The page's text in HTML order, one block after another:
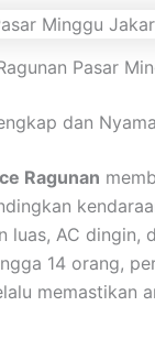
Pasar
dan
Ragunan
AC dingin,
14 orang,
memastikan